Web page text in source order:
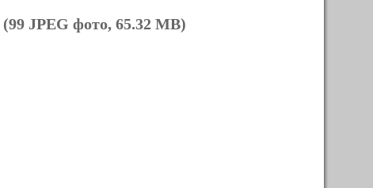
(99 JPEG фото, 65.32 MB)